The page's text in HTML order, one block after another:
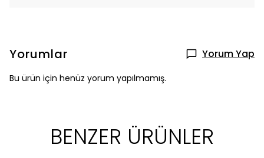
Yorumlar Yorum Yap
Bu ürün için henüz yorum yapılmamış.
BENZER ÜRÜNLER